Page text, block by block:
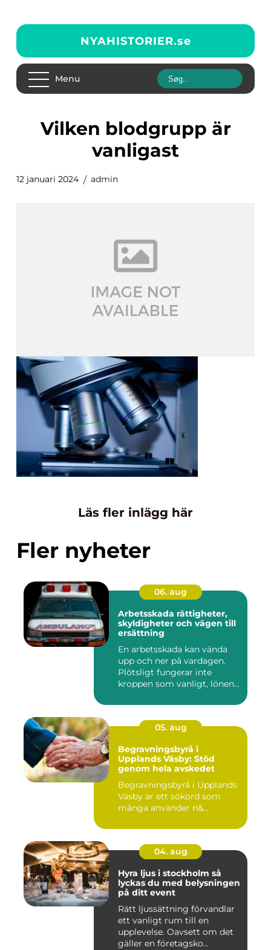
NYAHISTORIER.se
Menu
vilken blodgrupp är
vanligast
12 januari 2024 admin
Läs fler inlägg här
Fler nyheter
06. aug
Arbetsskada rättigheter,
skyldigheter och vägen till
ersättning
En arbetsskada kan vända
upp och ner på vardagen.
Plötsligt fungerar inte
kroppen som vanligt, lönen...
05. aug
Begravningsbyrå i
Upplands Väsby: Stöd
genom hela avskedet
Begravningsbyrå i Upplands
Väsby är ett sökord som
många använder n&...
04. aug
Hyra ljus i stockholm så
lyckas du med belysningen
på ditt event
Rätt ljussättning förvandlar
ett vanligt rum till en
upplevelse. Oavsett om det
gäller en företagsko...